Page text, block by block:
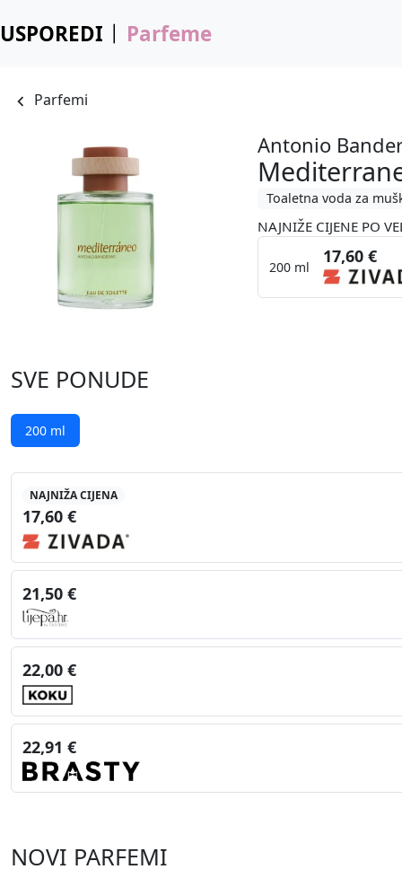
USPOREDI Parfeme
Parfemi
Antonio
Toaletna voda za
NAJNIŽE CIJENE PO
200 ml
17,60 €
SVE PONUDE
200 ml
NAJNIŽA CIJENA
17,60 €
21,50 €
22,00 €
22,91 €
NOVI PARFEMI